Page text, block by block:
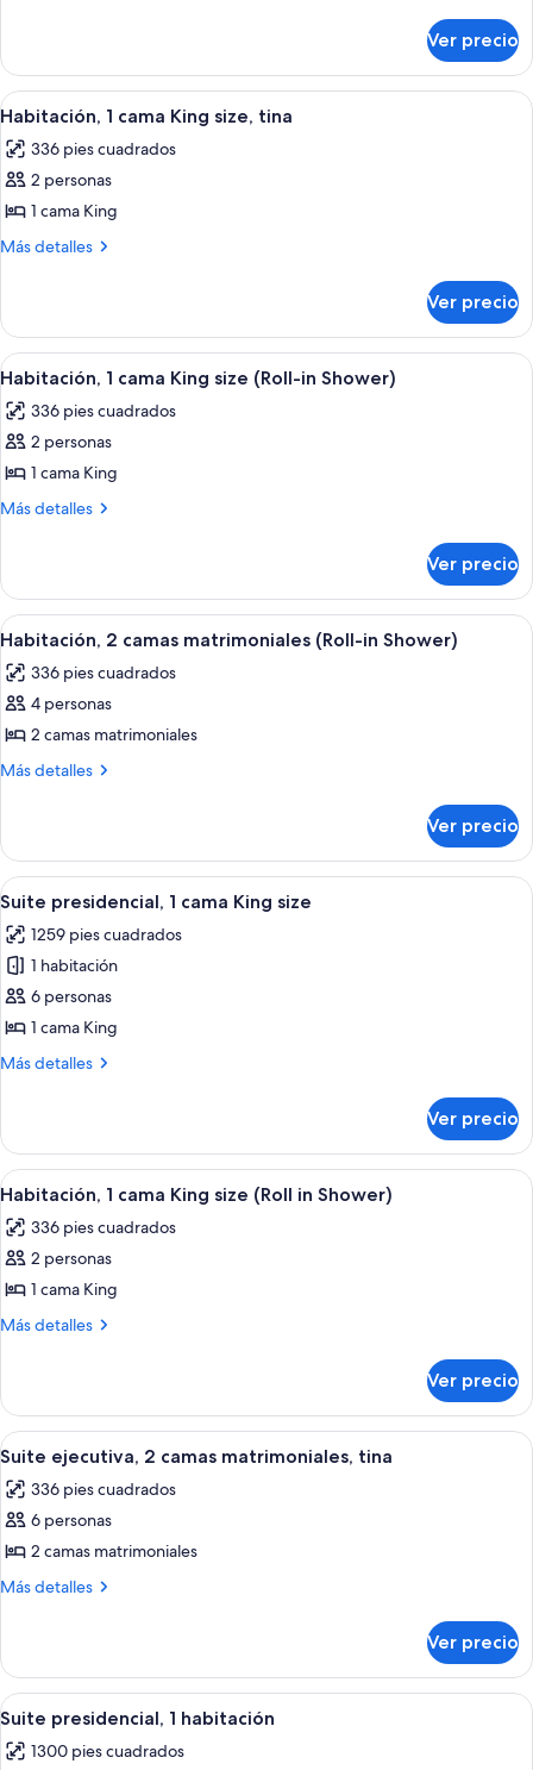
Room
with
Roll-
in
Shower
and
View
King
Accessible
Room
Roll-
in
and
Skyline
Ver precio
Abrir
todas
las
fotos
de
Habitación,
King
size,
tina
Ropa de cama de alta calidad y caja
7
Habitación, 1 cama King size, tina
336 pies cuadrados
2 personas
1 cama King
Más detalles
Más
1
cama
King
tina
Ver precio
Abrir
todas
las
fotos
de
Habitación,
King
size
(Roll-
in
Shower)
Ropa de cama de alta calidad y caja
5
Habitación, 1 cama King size (Roll-in Shower)
336 pies cuadrados
2 personas
1 cama King
Más detalles
Más
1
cama
King
(Roll-
in
Ver precio
Abrir
todas
las
fotos
de
Habitación,
matrimoniales
(Roll-
in
Shower)
Habitación de hotel con dos camas,
8
Habitación, 2 camas matrimoniales (Roll-in Shower)
336 pies cuadrados
4 personas
2 camas matrimoniales
Más detalles
Más
2
camas
matrimoniales
in
Shower)
Ver precio
Abrir
todas
las
fotos
de
Suite
presidencial,
King
size
Una habitación de hotel moderna
13
Suite presidencial, 1 cama King size
1259 pies cuadrados
1 habitación
6 personas
1 cama King
Más detalles
Más
presidencial,
cama
size
Ver precio
Abrir
todas
las
fotos
de
Habitación,
King
size
(Roll
in
Shower)
Ropa de cama de alta calidad y caja
5
Habitación, 1 cama King size (Roll in Shower)
336 pies cuadrados
2 personas
1 cama King
Más detalles
Más
1
cama
King
(Roll
in
Ver precio
Abrir
todas
las
fotos
de
Suite
camas
matrimoniales,
tina
Habitación de hotel con una cama
8
Suite ejecutiva, 2 camas matrimoniales, tina
336 pies cuadrados
6 personas
2 camas matrimoniales
Más detalles
Más
ejecutiva,
camas
matrimoniales,
tina
Ver precio
Abrir
todas
las
Habitación de hotel con una cama
7
Suite presidencial, 1 habitación
1300 pies cuadrados